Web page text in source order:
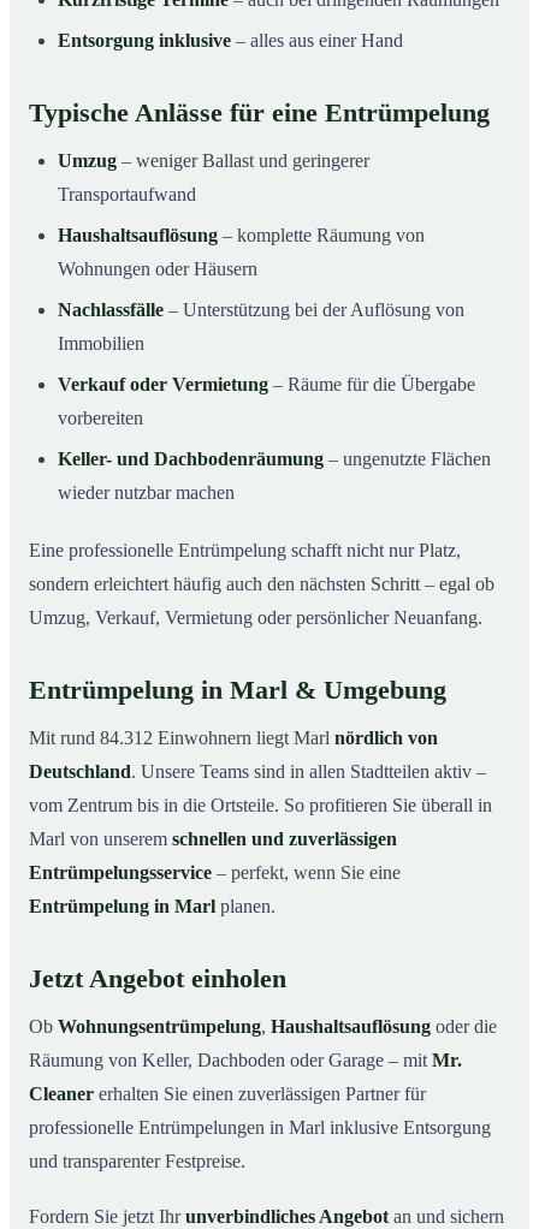
Entsorgung inklusive – alles aus einer Hand
Typische Anlässe für eine Entrümpelung
Umzug – weniger Ballast und geringerer
Transportaufwand
Haushaltsauflösung – komplette Räumung von
Wohnungen oder Häusern
Nachlassfälle – Unterstützung bei der Auflösung von
Immobilien
Verkauf oder Vermietung – Räume für die Übergabe
vorbereiten
Keller- und Dachbodenräumung – ungenutzte Flächen
wieder nutzbar machen
Eine professionelle Entrümpelung schafft nicht nur Platz,
sondern erleichtert häufig auch den nächsten Schritt – egal ob
Umzug, Verkauf, Vermietung oder persönlicher Neuanfang.
Entrümpelung in Marl & Umgebung
Mit rund 84.312 Einwohnern liegt Marl nördlich von
Deutschland. Unsere Teams sind in allen Stadtteilen aktiv –
vom Zentrum bis in die Ortsteile. So profitieren Sie überall in
Marl von unserem schnellen und zuverlässigen
Entrümpelungsservice – perfekt, wenn Sie eine
Entrümpelung in Marl planen.
Jetzt Angebot einholen
Ob Wohnungsentrümpelung, Haushaltsauflösung oder die
Räumung von Keller, Dachboden oder Garage – mit Mr.
Cleaner erhalten Sie einen zuverlässigen Partner für
professionelle Entrümpelungen in Marl inklusive Entsorgung
und transparenter Festpreise.
Fordern Sie jetzt Ihrunverbindliches Angebot an und sichern